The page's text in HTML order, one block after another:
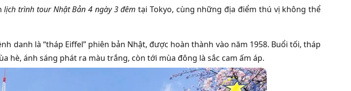
lịch trình tour Nhật Bản 4 ngày 3 đêm tại Tokyo, cùng những địa điểm thú vị không thể
danh là “tháp Eiffel” phiên bản Nhật, được hoàn thành vào năm 1958. Buổi tối, tháp
hè, ánh sáng phát ra màu trắng, còn tới mùa đông là sắc cam ấm áp.